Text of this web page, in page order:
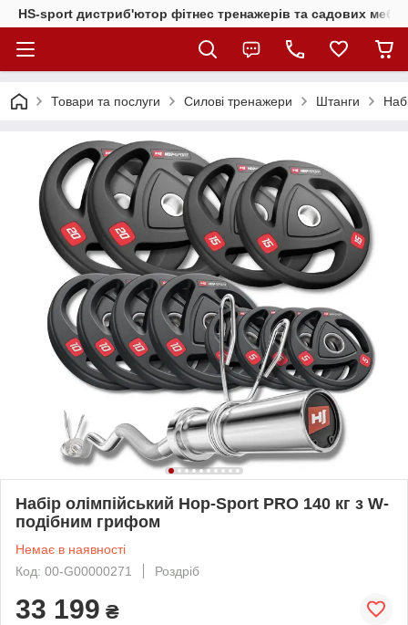
HS-sport дистриб'ютор фітнес тренажерів та садових
Товари та послуги Силові тренажери Штанги
Набір олімпійський Hop-Sport PRO 140 кг з W-
подібним грифом
Немає в наявності
Код: 00-G00000271
Роздріб
33 199 ₴